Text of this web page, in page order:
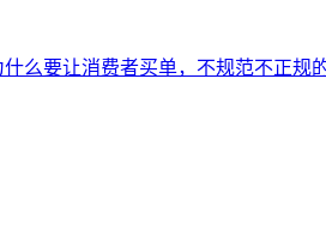
么要让消费者买单，不规范不正规